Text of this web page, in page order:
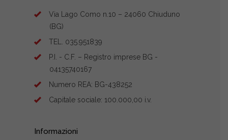
Via Lago Como n.10 – 24060 Chiuduno
(BG)
TEL. 035.951839
P.I. - C.F. – Registro imprese BG -
04135740167
Numero REA: BG-438252
Capitale sociale: 100.000,00 i.v.
Informazioni